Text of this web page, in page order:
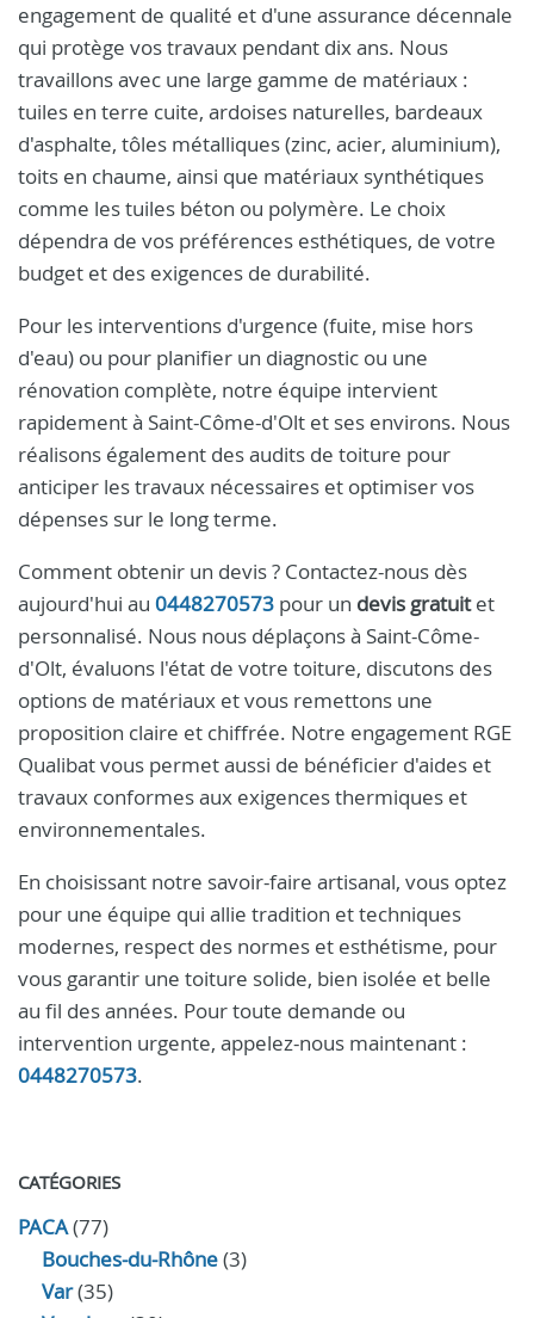
engagement de qualité et d'une assurance décennale
qui protège vos travaux pendant dix ans. Nous
travaillons avec une large gamme de matériaux :
tuiles en terre cuite, ardoises naturelles, bardeaux
d'asphalte, tôles métalliques (zinc, acier, aluminium),
toits en chaume, ainsi que matériaux synthétiques
comme les tuiles béton ou polymère. Le choix
dépendra de vos préférences esthétiques, de votre
budget et des exigences de durabilité.
Pour les interventions d'urgence (fuite, mise hors
d'eau) ou pour planifier un diagnostic ou une
rénovation complète, notre équipe intervient
rapidement à Saint-Côme-d'Olt et ses environs. Nous
réalisons également des audits de toiture pour
anticiper les travaux nécessaires et optimiser vos
dépenses sur le long terme.
Comment obtenir un devis ? Contactez-nous dès
aujourd'hui au 0448270573 pour un devis gratuitet
personnalisé. Nous nous déplaçons à Saint-Côme-
d'Olt, évaluons l'état de votre toiture, discutons des
options de matériaux et vous remettons une
proposition claire et chiffrée. Notre engagement RGE
Qualibat vous permet aussi de bénéficier d'aides et
travaux conformes aux exigences thermiques et
environnementales.
En choisissant notre savoir-faire artisanal, vous optez
pour une équipe qui allie tradition et techniques
modernes, respect des normes et esthétisme, pour
vous garantir une toiture solide, bien isolée et belle
au fil des années. Pour toute demande ou
intervention urgente, appelez-nous maintenant :
0448270573.
CATÉGORIES
PACA(77)
Bouches-du-Rhône(3)
Var(35)